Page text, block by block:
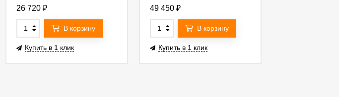
26 720 ₽
В корзину
Купить в 1 клик
49 450 ₽
В корзину
Купить в 1 клик